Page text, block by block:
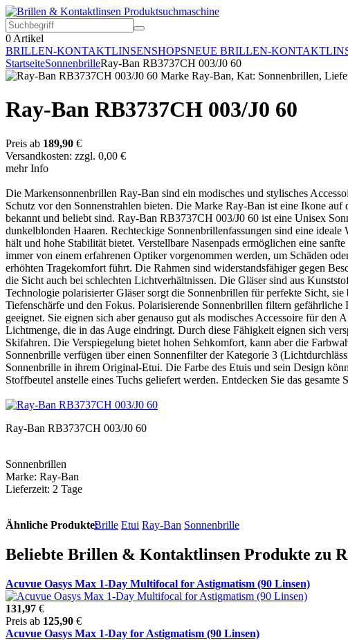
0 Artikel
BRILLEN-KONTAKTLINSENSHOPSNEUE BRILLEN-
StartseiteSonnenbrilleRay-Ban RB3737CH 003/J0 60
Ray-Ban RB3737CH 003/J0 60
Preis ab 189,90 €
Versandkosten: zzgl. 0,00 €
mehr Info
Die Markensonnenbrillen Ray-Ban sind ein modisches und stylisches
Schutz vor den Sonnenstrahlen bieten. Die Marke Ray-Ban ist eine Ikone
bekannt und beliebt sind. Ray-Ban RB3737CH 003/J0 60 ist eine Unisex
dunkelblonden Haaren. Rechteckige Sonnenbrillenfassungen sind eine
hält und hohe Stabilität bietet. Verstellbare Nasenpads ermöglichen eine
immer von einem erfahrenen Optiker vorgenommen werden, um Schäden
erhöhten Tragekomfort führt. Die Rahmen sind widerstandsfähiger gegen
die Sicht auch bei schlechten Lichtverhältnissen. Die Gläser sind aus
Technologie polarisierter Gläser sorgt die Sonnenbrillen für perfekte Sicht,
Tiefenschärfe und den Fokus. Polarisierende Sonnenbrillen filtern
geeignet. Sie eignen sich aber genauso gut als modisches Accessoire für
Lichtmenge, die in das Auge eindringt. Durch diese Fähigkeit eignen sich
Skifahren. Die Verspiegelung bietet hohen Sehkomfort, kann aber die
Sonnenbrille verfügen über einen Sonnenfilter der Kategorie 3
Sonnenbrille in ihrem Original-Etui. Die Farbe des Etuis und sein Design
Stoffbeutel anstelle eines Tuchs geliefert werden. Entdecken Sie das
Ray-Ban RB3737CH 003/J0 60
Sonnenbrillen
Marke: Ray-Ban
Lieferzeit: 2 Tage
Ähnliche Produkte:Brille Etui Ray-Ban Sonnenbrille
Beliebte Brillen & Kontaktlinsen Produkte zu
Acuvue Oasys Max 1-Day Multifocal for Astigmatism (90 Linsen)
131,97 €
Preis ab 125,90 €
Acuvue Oasys Max 1-Day for Astigmatism (90 Linsen)